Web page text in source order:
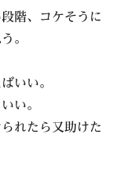
階、コケそうに
。
いい。
い。
れたら又助けた